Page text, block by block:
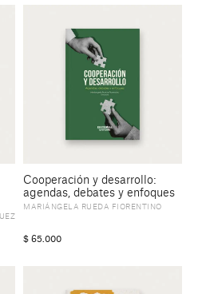
Cooperación y desarrollo:
agendas, debates y enfoques
MARIÁNGELA RUEDA FIORENTINO
$ 65.000